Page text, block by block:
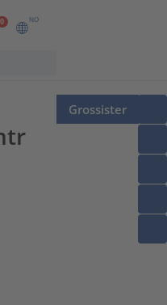
0 NO
Grossister